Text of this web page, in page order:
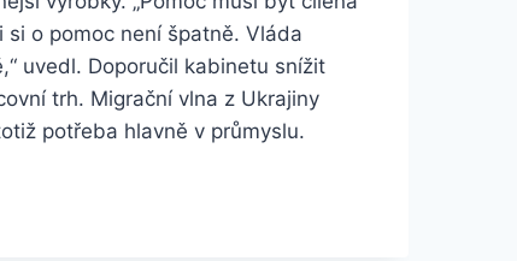
o pomoc není špatně. Vláda
uvedl. Doporučil kabinetu snížit
trh. Migrační vlna z Ukrajiny
potřeba hlavně v průmyslu.